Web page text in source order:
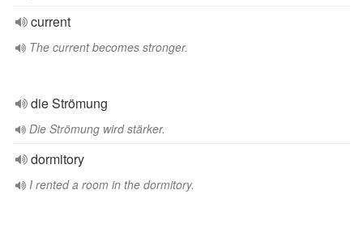
current
The current becomes stronger.
die Strömung
Die Strömung wird stärker.
dormitory
I rented a room in the dormitory.